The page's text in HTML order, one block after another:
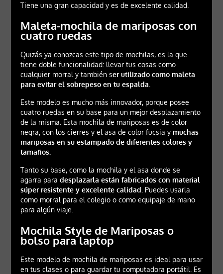
Tiene una gran capacidad y es de excelente calidad.
Maleta-mochila de mariposas con
cuatro ruedas
Quizás ya conozcas este tipo de mochilas, es la que
tiene doble funcionalidad: llevar tus cosas como
cualquier morral y también ser utilizado como maleta
para evitar el sobrepeso en tu espalda.
Este modelo es mucho más innovador, porque posee
cuatro ruedas en su base para un mejor desplazamiento
de la misma. Esta mochila de mariposas es de color
negra, con los cierres y el asa de color fucsia y muchas
mariposas en su estampado de diferentes colores y
tamaños.
Tanto su base, como la mochila y el asa donde se
agarra para desplazarla están fabricados con material
súper resistente y excelente calidad. Puedes usarla
como morral para el colegio o como equipaje de mano
para algún viaje.
Mochila Style de Mariposas o
bolso para laptop
Este modelo de mochila de mariposas es ideal para usar
en tus clases o para guardar tu computadora portátil. Es